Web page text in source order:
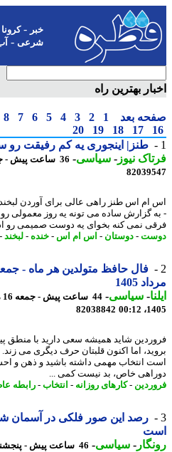
-کرونا-
شرعی-آب و
بهترین راه
بعد 1
2
3
4
5
6
7
8
9
17
18
19
20
طنز| اینجوری یه کم رفیقت رو سرکار
نیوز-سیاسی-36 ساعت پیش - جمعه 16 مرداد 1405، 08:30
اس طنز راهی عالی برای آوردن لبخند
گزارش ساده می تونه یه روز معمولی رو به
نمی کنه بخوای یه دوست صمیمی رو اذیت
-دوستان-اس ام اس -خنده-لبخند-
فال حافظ متولدین
1405
-سیاسی-
44 ساعت پیش - جمعه 16
82038842
شاید همیشه سعی دارید با منطق پیش
اما اکنون قلبتان حرف دیگری می زند. قرار
انتخاب مهمی داشته باشید و ذهن و
خاص، بد نیست کمی ...
-کارهای روزانه- انتخاب-رابطه عاطفی
رصد این صور فلکی در آسمان شب
-سیاسی-46 ساعت پیش - پنجشنبه 15 مرداد 1405، 21:57